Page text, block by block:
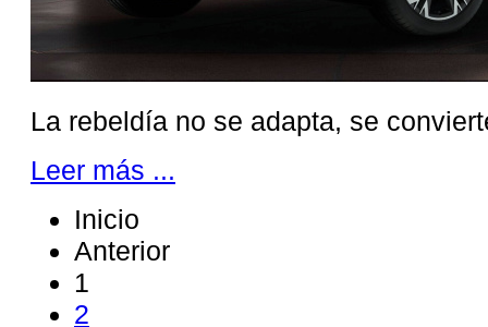
La rebeldía no se adapta, se
Leer más ...
Inicio
Anterior
1
2